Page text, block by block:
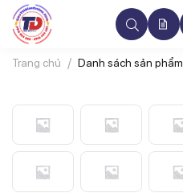
Trang chủ Danh sách sản phẩm